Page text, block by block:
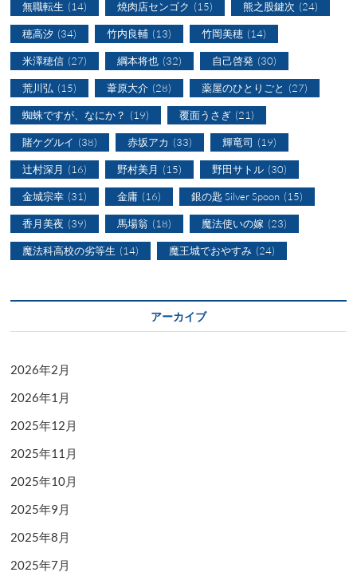
無職転生 (14) 焼肉店センゴク (15) 熊之股鍵次 (24)
穂高汐 (34) 竹内良輔 (13) 竹岡美穂 (14)
米澤穂信 (27) 綱本将也 (32) 自己啓発 (30)
荒川弘 (15) 葦原大介 (28) 薬屋のひとりごと (27)
蜘蛛ですが、なにか？ (19) 覆面うさぎ (21)
賭ケグルイ (38) 赤坂アカ (33) 輝竜司 (19)
辻村深月 (16) 野村美月 (15) 野田サトル (30)
金城宗幸 (31) 金庸 (16) 銀の匙 Silver Spoon (15)
香月美夜 (39) 馬場翁 (18) 魔法使いの嫁 (23)
魔法科高校の劣等生 (14) 魔王城でおやすみ (24)
アーカイブ
2026年2月
2026年1月
2025年12月
2025年11月
2025年10月
2025年9月
2025年8月
2025年7月